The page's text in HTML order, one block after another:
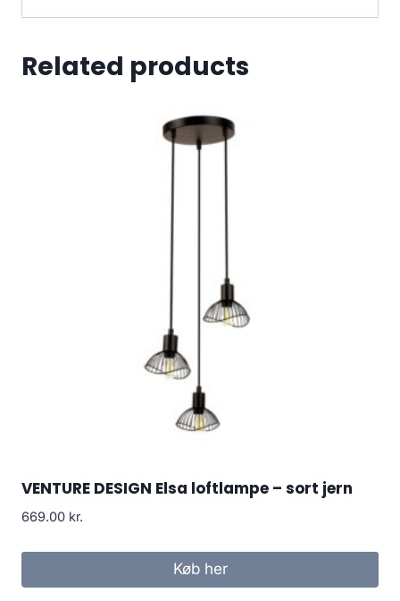
Related products
VENTURE DESIGN Elsa loftlampe – sort jern
669.00 kr.
Køb her